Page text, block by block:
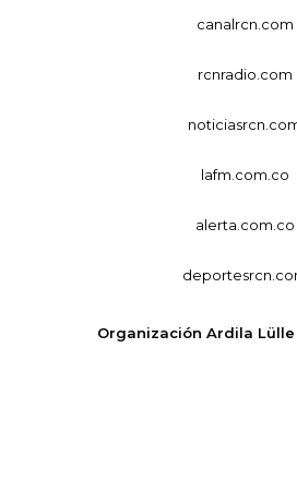
canalrcn.com
rcnradio.com
lafm.com.co
alerta.com.co
Organización Ardila